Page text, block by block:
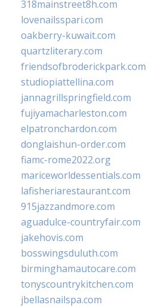
318mainstreet8h.com
lovenailsspari.com
oakberry-kuwait.com
quartzliterary.com
friendsofbroderickpark.com
studiopiattellina.com
jannagrillspringfield.com
fujiyamacharleston.com
elpatronchardon.com
donglaishun-order.com
fiamc-rome2022.org
mariceworldessentials.com
lafisheriarestaurant.com
915jazzandmore.com
aguadulce-countryfair.com
jakehovis.com
bosswingsduluth.com
birminghamautocare.com
tonyscountrykitchen.com
jbellasnailspa.com